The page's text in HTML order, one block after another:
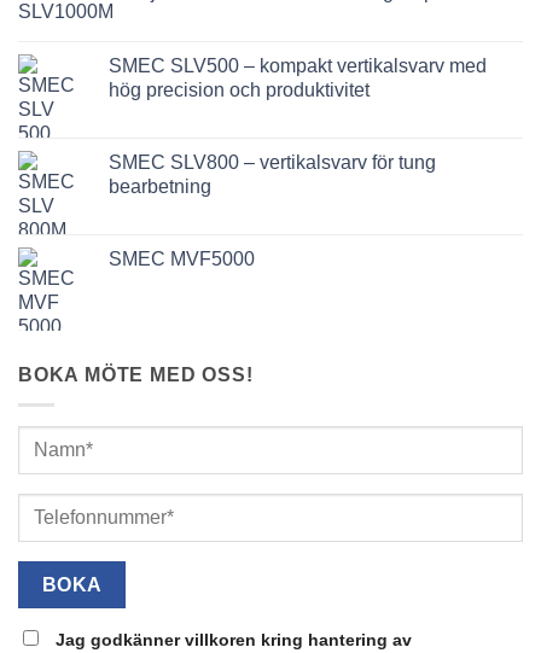
SMEC SLV500 – kompakt vertikalsvarv med
hög precision och produktivitet
SMEC SLV800 – vertikalsvarv för tung
bearbetning
SMEC MVF5000
BOKA MÖTE MED OSS!
Jag godkänner villkoren kring hantering av